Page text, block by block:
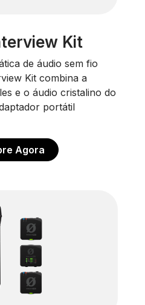
Kit
de áudio sem fio
Kit combina a
e o áudio cristalino do
portátil
Agora